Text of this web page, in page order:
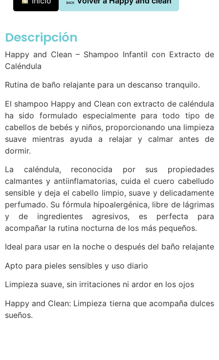
Descripción
Happy and Clean – Shampoo Infantil con Extracto de
Caléndula
Rutina de baño relajante para un descanso tranquilo.
El shampoo Happy and Clean con extracto de caléndula
ha sido formulado especialmente para todo tipo de
cabellos de bebés y niños, proporcionando una limpieza
suave mientras ayuda a relajar y calmar antes de
dormir.
La caléndula, reconocida por sus propiedades
calmantes y antiinflamatorias, cuida el cuero cabelludo
sensible y deja el cabello limpio, suave y delicadamente
perfumado. Su fórmula hipoalergénica, libre de lágrimas
y de ingredientes agresivos, es perfecta para
acompañar la rutina nocturna de los más pequeños.
Ideal para usar en la noche o después del baño relajante
Apto para pieles sensibles y uso diario
Limpieza suave, sin irritaciones ni ardor en los ojos
Happy and Clean: Limpieza tierna que acompaña dulces
sueños.